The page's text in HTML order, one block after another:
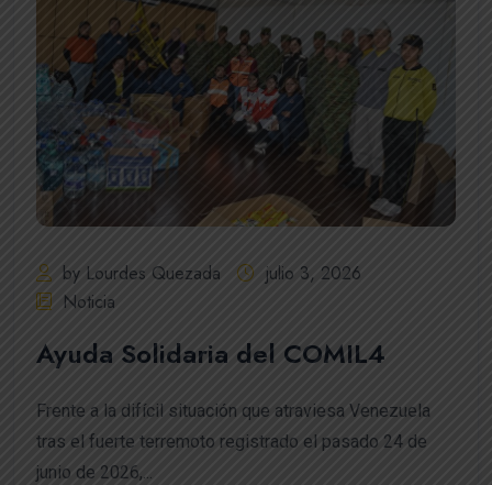
by Lourdes Quezada
julio 3, 2026
Noticia
Ayuda Solidaria del COMIL4
Frente a la difícil situación que atraviesa Venezuela
tras el fuerte terremoto registrado el pasado 24 de
junio de 2026,...